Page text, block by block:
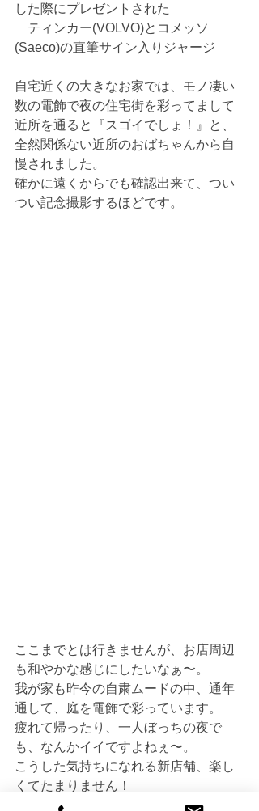
した際にプレゼントされた
ティンカー(VOLVO)とコメッソ
(Saeco)の直筆サイン入りジャージ
自宅近くの大きなお家では、モノ凄い
数の電飾で夜の住宅街を彩ってまして
近所を通ると『スゴイでしょ！』と、
全然関係ない近所のおばちゃんから自
慢されました。
確かに遠くからでも確認出来て、つい
つい記念撮影するほどです。
ここまでとは行きませんが、お店周辺
も和やかな感じにしたいなぁ〜。
我が家も昨今の自粛ムードの中、通年
通して、庭を電飾で彩っています。
疲れて帰ったり、一人ぼっちの夜で
も、なんかイイですよねぇ〜。
こうした気持ちになれる新店舗、楽し
くてたまりません！
電飾散財しないように気をつけね